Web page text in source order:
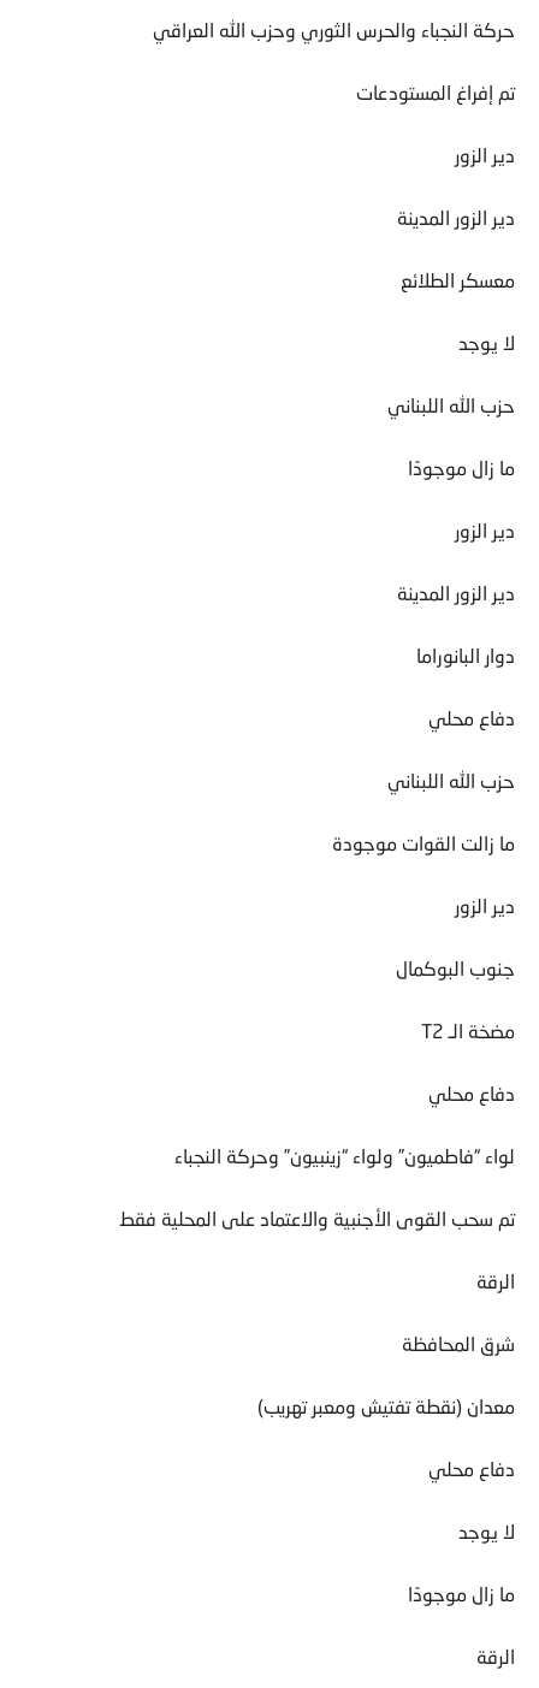
حركة النجباء والحرس الثوري وحزب الله العراقي
تم إفراغ المستودعات
دير الزور
دير الزور المدينة
معسكر الطلائع
لا يوجد
حزب الله اللبناني
ما زال موجودًا
دير الزور
دير الزور المدينة
دوار البانوراما
دفاع محلي
حزب الله اللبناني
ما زالت القوات موجودة
دير الزور
جنوب البوكمال
مضخة الـ T2
دفاع محلي
لواء “فاطميون” ولواء “زينبيون” وحركة النجباء
تم سحب القوى الأجنبية والاعتماد على المحلية فقط
الرقة
شرق المحافظة
معدان (نقطة تفتيش ومعبر تهريب)
دفاع محلي
لا يوجد
ما زال موجودًا
الرقة